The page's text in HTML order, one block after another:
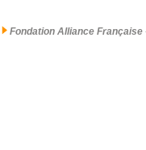
Fondation Alliance Française